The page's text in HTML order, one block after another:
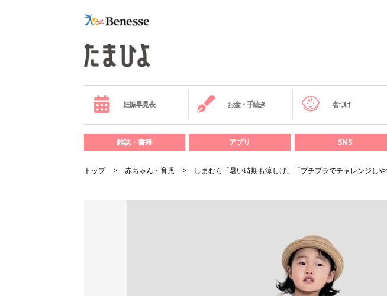
妊娠早見表 お金・手続き 名づけ
雑誌・書籍 アプリ SNS
トップ 赤ちゃん・育児 しまむら「暑い時期も涼しげ」「プチプラでチャレンジし